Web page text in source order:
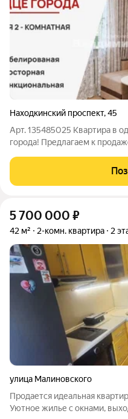
Находкинский проспект,45
Арт. 135485025 Квартира в
города! Предлагаем к
центром Находки. Преимущества
планировка: просторная
5 700 000 ₽
42 м² 2-комн. квартира 2
улица Малиновского
Продается идеальная
Уютное жилье с окнами,